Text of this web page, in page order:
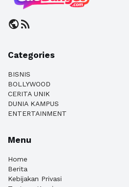
publicrss_feed
Categories
BISNIS
BOLLYWOOD
CERITA UNIK
DUNIA KAMPUS
ENTERTAINMENT
Menu
Home
Berita
Kebijakan Privasi